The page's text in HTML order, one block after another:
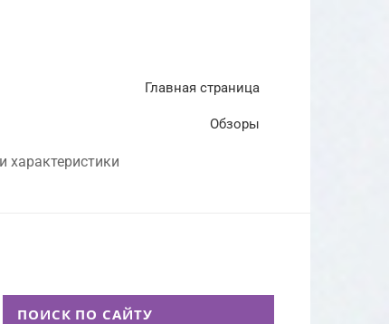
характеристики
Главная страница
Обзоры
ПОИСК ПО САЙТУ